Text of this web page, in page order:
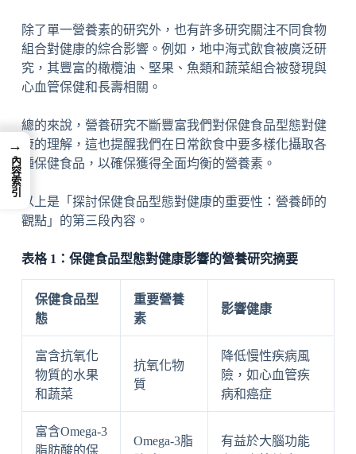
除了單一營養素的研究外，也有許多研究關注不同食物
組合對健康的綜合影響。例如，地中海式飲食被廣泛研
究，其豐富的橄欖油、堅果、魚類和蔬菜組合被發現與
心血管保健和長壽相關。
總的來說，營養研究不斷豐富我們對保健食品型態對健
康的理解，這也提醒我們在日常飲食中要多樣化攝取各
種保健食品，以確保獲得全面均衡的營養素。
以上是「探討保健食品型態對健康的重要性：營養師的
觀點」的第三段內容。
表格 1：保健食品型態對健康影響的營養研究摘要
保健食品型
態
重要營養
素
影響健康
富含抗氧化
物質的水果
和蔬菜
抗氧化物
質
降低慢性疾病風
險，如心血管疾
病和癌症
富含Omega-3
脂肪酸的保
Omega-3脂
有益於大腦功能
→
內容索引